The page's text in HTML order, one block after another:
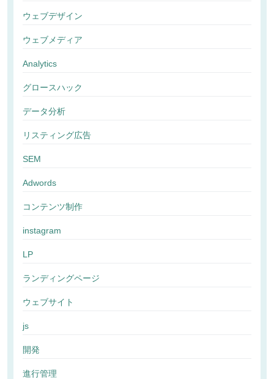
ウェブデザイン
ウェブメディア
Analytics
グロースハック
データ分析
リスティング広告
SEM
Adwords
コンテンツ制作
instagram
LP
ランディングページ
ウェブサイト
js
開発
進行管理